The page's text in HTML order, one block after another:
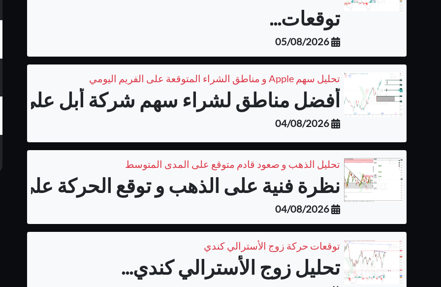
أفضل مناطق لشراء سهم شركة أبل على
04/08/2026
نظرة فنية على الذهب و توقع الحركة على
تحليل زوج الأسترالي كندي...
03/08/2026